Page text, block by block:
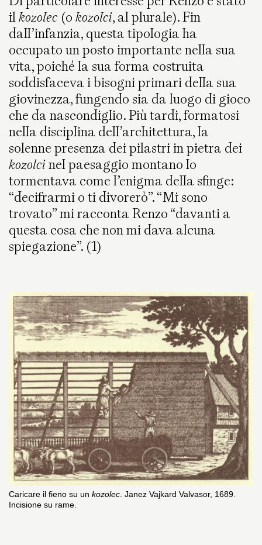
ilkozolec (okozolci, al plurale). Fin
dall’infanzia, questa tipologia ha
occupato un posto importante nella sua
vita, poiché la sua forma costruita
soddisfaceva i bisogni primari della sua
giovinezza, fungendo sia da luogo di gioco
che da nascondiglio. Più tardi, formatosi
nella disciplina dell’architettura, la
solenne presenza dei pilastri in pietra dei
kozolcinel paesaggio montano lo
tormentava come l’enigma della sfinge:
“decifrarmi o ti divorerò”. “Mi sono
trovato” mi racconta Renzo “davanti a
questa cosa che non mi dava alcuna
spiegazione”. (1)
Caricare il fieno su un kozolec. Janez Vajkard Valvasor, 1689.
Incisione su rame.